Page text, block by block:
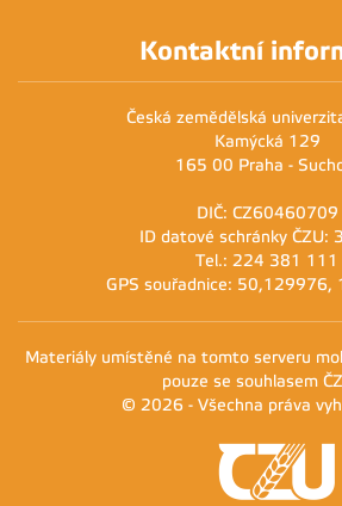
Kontaktní
Česká zemědělská
Kamýcká 129
165 00 Praha -
DIČ: CZ60460709
ID datové schránky ČZU:
Tel.: 224 381 111
GPS souřadnice:
Materiály umístěné na tomto serveru
pouze se souhlasem
© 2026 - Všechna práva